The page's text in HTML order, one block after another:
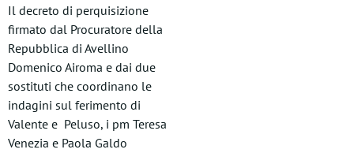
Il decreto di perquisizione
firmato dal Procuratore della
Repubblica di Avellino
Domenico Airoma e dai due
sostituti che coordinano le
indagini sul ferimento di
Valente e Peluso, i pm Teresa
Venezia e Paola Galdo